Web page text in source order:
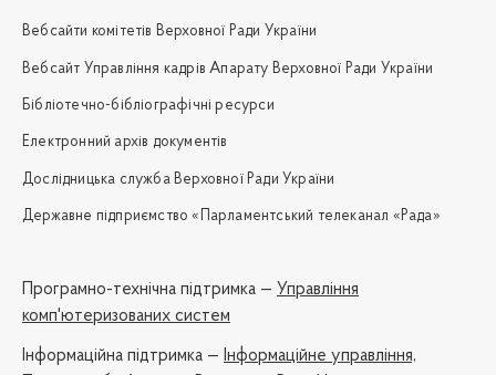
Вебсайти комітетів Верховної Ради України
Вебсайт Управління кадрів Апарату Верховної Ради України
Бібліотечно-бібліографічні ресурси
Електронний архів документів
Дослідницька служба Верховної Ради України
Державне підприємство «Парламентський телеканал «Рада»
Програмно-технічна підтримка — Управління
комп'ютеризованих систем
Iнформаційна підтримка — Інформаційне управління,